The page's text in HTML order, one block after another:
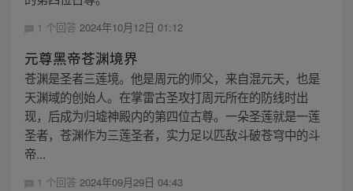
1 个回答 2024年10月12日 01:12
元尊黑帝苍渊境界
苍渊是圣者三莲境。他是周元的师父，来自混元天，也是
天渊域的创始人。在掌雷古圣攻打周元所在的防线时出
现，后成为归墟神殿内的第四位古尊。一朵圣莲就是一莲
圣者，苍渊作为三莲圣者，实力足以匹敌斗破苍穹中的斗
帝...
1 个回答 2024年09月29日 04:43